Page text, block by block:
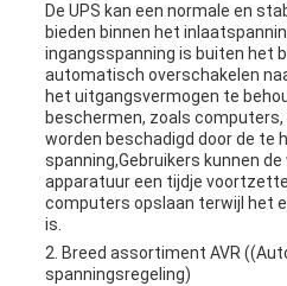
De UPS kan een normale en
bieden binnen het
ingangsspanning is buiten het
automatisch overschakelen
het uitgangsvermogen te
beschermen, zoals
worden beschadigd door de te
spanning,Gebruikers kunnen de
apparatuur een tijdje
computers opslaan terwijl het
is.
2. Breed assortiment AVR
spanningsregeling)